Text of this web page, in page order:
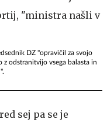
DZ "opravičil za svojo
odstranitvijo vsega balasta in
sej pa se je